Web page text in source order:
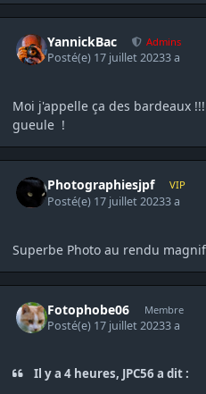
YannickBac Admins
Posté(e) 17 juillet 20233 a
Moi j'appelle ça des bardeaux
gueule !
Photographiesjpf VIP
Posté(e) 17 juillet 20233 a
Superbe Photo au rendu
Fotophobe06 Membre
Posté(e) 17 juillet 20233 a
Il y a 4 heures, JPC56 a dit :